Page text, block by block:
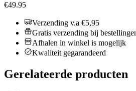
€49.95
Verzending v.a €5,95
Gratis verzending bij
Afhalen in winkel is mogelijk
Kwaliteit gegarandeerd
Gerelateerde producten